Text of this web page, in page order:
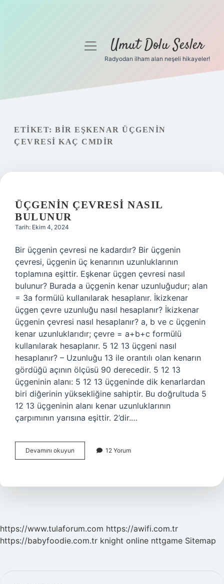
Gizlilik Politikası
Hakkımızda
menüyüUmut Dolu Sesler
Radyodan ilham alan neşeli hikayeler!
ETIKET: BIR EŞKENAR ÜÇGENIN
ÇEVRESI KAÇ CMDIR
ÜÇGENIN ÇEVRESI NASIL
BULUNUR
Tarih: Ekim 4, 2024
Bir üçgenin çevresi ne kadardır? Bir üçgenin
çevresi, üçgenin üç kenarının uzunluklarının
toplamına eşittir. Eşkenar üçgen çevresi nasıl
bulunur? Burada a üçgenin kenar uzunluğudur; alan
= 3a formülü kullanılarak hesaplanır. İkizkenar
üçgen çevre uzunluğu nasıl hesaplanır? İkizkenar
üçgenin çevresi nasıl hesaplanır? a, b ve c üçgenin
kenar uzunluklarıdır; çevre = a+b+c formülü
kullanılarak hesaplanır. 5 12 13 üçgeni nasıl
hesaplanır? – Uzunluğu 13 ile orantılı olan kenarın
gördüğü açının ölçüsü 90 derecedir. 5 12 13
üçgeninin alanı: 5 12 13 üçgeninde dik kenarlardan
biri diğerinin yüksekliğine sahiptir. Bu doğrultuda 5
12 13 üçgeninin alanı kenar uzunluklarının
çarpımının yarısına eşittir. 2’dir.…
Devamını okuyun Üçgenin
Çevresi
12 Yorum
https://www.tulaforum.com https://awifi.com.tr
https://babyfoodie.com.tr knight online nttgame Sitemap